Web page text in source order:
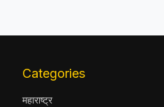
Categories
महाराष्ट्र